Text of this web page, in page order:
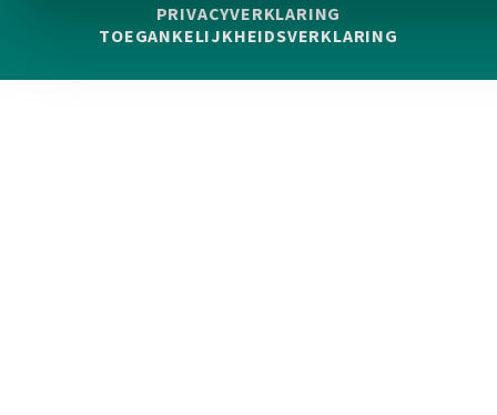
PRIVACYVERKLARING
TOEGANKELIJKHEIDSVERKLARING